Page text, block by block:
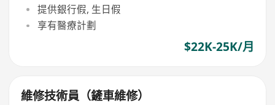
提供銀行假, 生日假
享有醫療計劃
$22K-25K/月
維修技術員（鏟車維修）